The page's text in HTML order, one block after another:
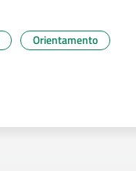
Orientamento